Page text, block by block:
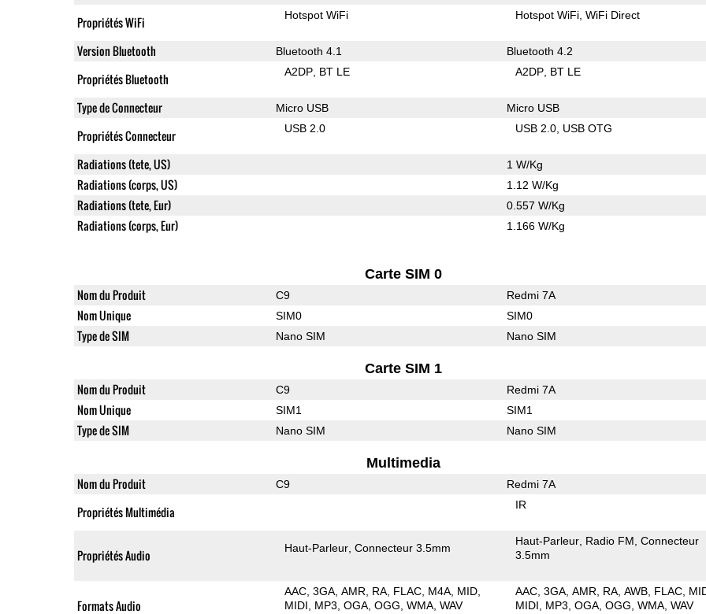
Propriétés WiFi Hotspot WiFi Hotspot WiFi WiFi Direct
Version Bluetooth Bluetooth 4.1 Bluetooth 4.2
Propriétés Bluetooth A2DP BT LE A2DP BT LE
Type de Connecteur Micro USB Micro USB
Propriétés Connecteur USB 2.0 USB 2.0 USB OTG
Radiations (tete, US) 1 W/Kg
Radiations (corps, US) 1.12 W/Kg
Radiations (tete, Eur) 0.557 W/Kg
Radiations (corps, Eur) 1.166 W/Kg
Carte SIM 0
Nom du Produit C9 Redmi 7A
Nom Unique SIM0 SIM0
Type de SIM Nano SIM Nano SIM
Carte SIM 1
Nom du Produit C9 Redmi 7A
Nom Unique SIM1 SIM1
Type de SIM Nano SIM Nano SIM
Multimedia
Nom du Produit C9 Redmi 7A
Propriétés Multimédia IR
Propriétés Audio Haut-Parleur Connecteur 3.5mm
Haut-Parleur Radio FM Connecteur
3.5mm
Formats Audio
AAC 3GA AMR RA FLAC M4A MID
MIDI
MP3 OGA OGG WMA WAV
AAC 3GA AMR RA AWB FLAC
MIDI
MP3 OGA OGG WMA WAV